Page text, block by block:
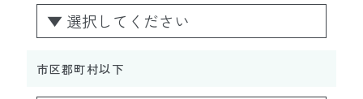
市区郡町村以下